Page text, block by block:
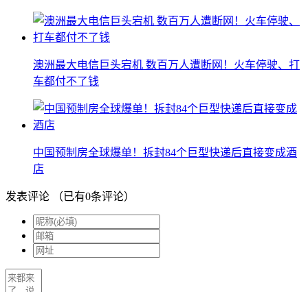
澳洲最大电信巨头宕机 数百万人遭断网！火车停驶、打
车都付不了钱
中国预制房全球爆单！拆封84个巨型快递后直接变成酒
店
发表评论 （已有0条评论）